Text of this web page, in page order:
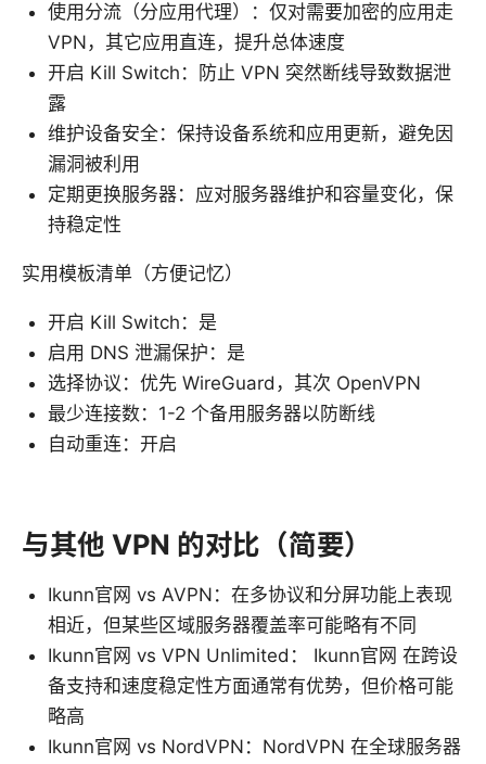
使用分流（分应用代理）：仅对需要加密的应用走
VPN，其它应用直连，提升总体速度
开启 Kill Switch：防止 VPN 突然断线导致数据泄
露
维护设备安全：保持设备系统和应用更新，避免因
漏洞被利用
定期更换服务器：应对服务器维护和容量变化，保
持稳定性
实用模板清单（方便记忆）
开启 Kill Switch：是
启用 DNS 泄漏保护：是
选择协议：优先 WireGuard，其次 OpenVPN
最少连接数：1-2 个备用服务器以防断线
自动重连：开启
与其他 VPN 的对比（简要）
Ikunn官网 vs AVPN：在多协议和分屏功能上表现
相近，但某些区域服务器覆盖率可能略有不同
Ikunn官网 vs VPN Unlimited： Ikunn官网 在跨设
备支持和速度稳定性方面通常有优势，但价格可能
略高
Ikunn官网 vs NordVPN：NordVPN 在全球服务器